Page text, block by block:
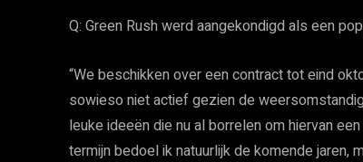
Q: Green Rush werd aangekondigd als een
“We beschikken over een contract tot eind
sowieso niet actief gezien de
leuke ideeën die nu al borrelen om hiervan
termijn bedoel ik natuurlijk de komende jaren,